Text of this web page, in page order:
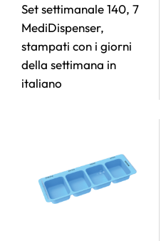
Set settimanale 140, 7
MediDispenser,
stampati con i giorni
della settimana in
italiano